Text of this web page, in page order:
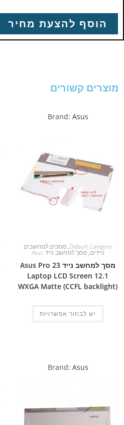
הוסף להצעת מחיר
מוצרים קשורים
Brand: Asus
Default Category
,מסכים למחשבים
ניידים,מסך למחשב נייד Asus
מסך למחשב נייד Asus Pro 23
Laptop LCD Screen 12.1
WXGA Matte (CCFL backlight)
יש לבחור אפשרויות
Brand: Asus